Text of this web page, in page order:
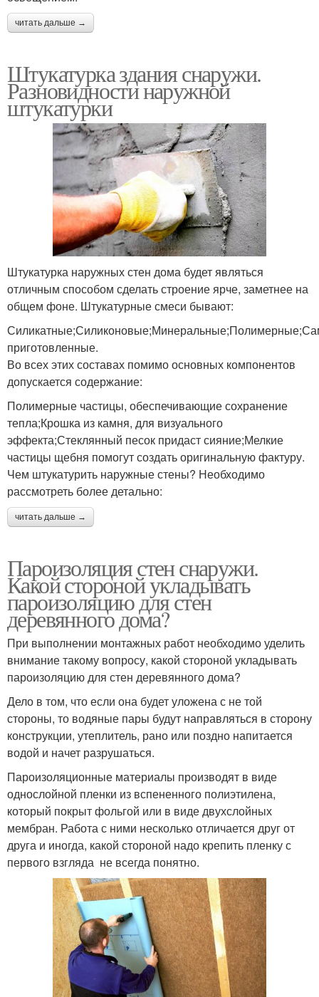
читать дальше →
Штукатурка здания снаружи.
Разновидности наружной
штукатурки
Штукатурка наружных стен дома будет являться
отличным способом сделать строение ярче, заметнее на
общем фоне. Штукатурные смеси бывают:
приготовленные.
Во всех этих составах помимо основных компонентов
допускается содержание:
Полимерные частицы, обеспечивающие сохранение
тепла;Крошка из камня, для визуального
эффекта;Стеклянный песок придаст сияние;Мелкие
частицы щебня помогут создать оригинальную фактуру.
Чем штукатурить наружные стены? Необходимо
рассмотреть более детально:
читать дальше →
Пароизоляция стен снаружи.
Какой стороной укладывать
пароизоляцию для стен
деревянного дома?
При выполнении монтажных работ необходимо уделить
внимание такому вопросу, какой стороной укладывать
пароизоляцию для стен деревянного дома?
Дело в том, что если она будет уложена с не той
стороны, то водяные пары будут направляться в сторону
конструкции, утеплитель, рано или поздно напитается
водой и начет разрушаться.
Пароизоляционные материалы производят в виде
однослойной пленки из вспененного полиэтилена,
который покрыт фольгой или в виде двухслойных
мембран. Работа с ними несколько отличается друг от
друга и иногда, какой стороной надо крепить пленку с
первого взгляда не всегда понятно.